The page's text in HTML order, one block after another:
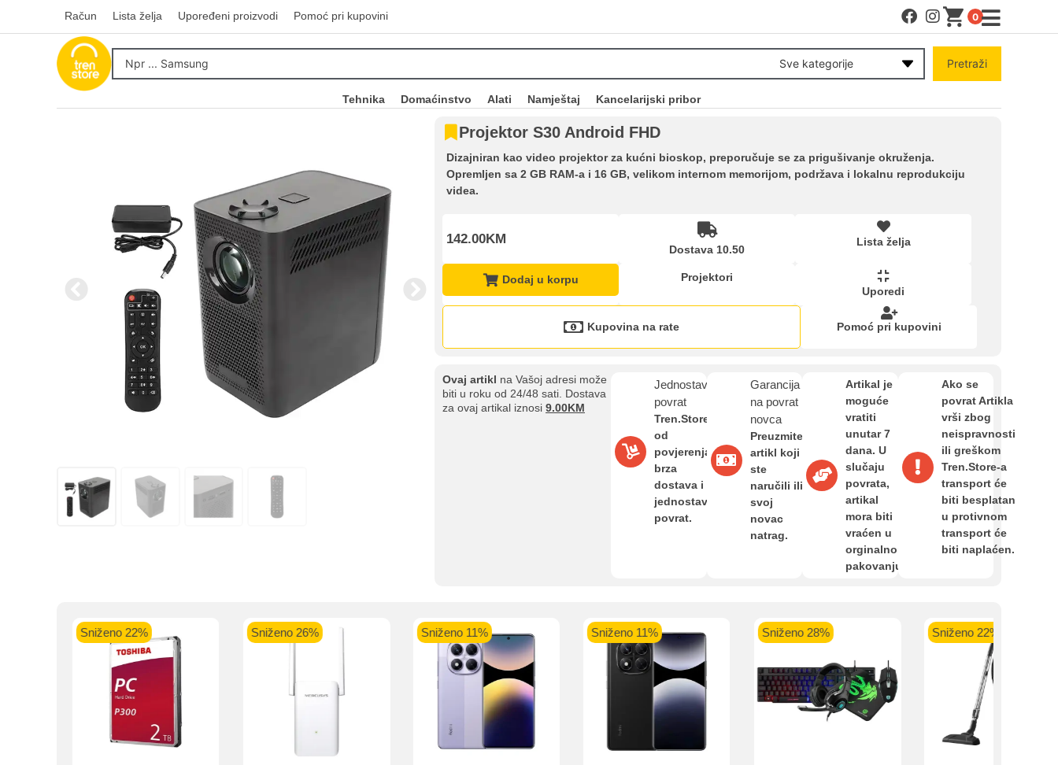
Račun Lista želja Upoređeni proizvodi Pomoć pri kupovini 0
Sve kategorije Pretraži
Tehnika Domaćinstvo Alati Namještaj Kancelarijski pribor
Projektor S30 Android FHD
Dizajniran kao video projektor za kućni bioskop, preporučuje se za prigušivanje okruženja.
Opremljen sa 2 GB RAM-a i 16 GB, velikom internom memorijom, podržava i lokalnu reprodukciju
videa.
142.00KM
Dostava 10.50
Lista želja
Dodaj u korpu
Projektori
Uporedi
Kupovina na rate Pomoć pri kupovini
Ovaj artikl na Vašoj adresi može
biti u roku od 24/48 sati. Dostava
za ovaj artikal iznosi 9.00KM
Jednostavan
povrat
Tren.Store
od
povjerenja,
brza
dostava i
jednostavan
povrat.
Garancija
na povrat
novca
Preuzmite
artikl koji
ste
naručili ili
svoj
novac
natrag.
Artikal je
moguće
vratiti
unutar 7
dana. U
slučaju
povrata,
artikal
mora biti
vraćen u
orginalnom
pakovanju.
Ako se
povrat Artikla
vrši zbog
neispravnosti
ili greškom
Tren.Store-a
transport će
biti besplatan
u protivnom
transport će
biti naplaćen.
Sniženo 22% Sniženo 26% Sniženo 11% Sniženo 11% Sniženo 28% Sniženo 22%
Račun
Lista želja
Informacije o dostavi
O nama
Privatnost kupca
Kupovinu na rate možete obaviti ukoliko posjedujete jednu od slikovito prikazanih kartica ispod.
VISA Platinum do 12
VISA Inspire do 12 rata
MasterCard Obročna
Obročna do 24 rate
MasterCard
Magic Card do 36 rata
Pomoć pri kupovini
Bit će uračunati bankarski troškovi u iznosi od 3.5%